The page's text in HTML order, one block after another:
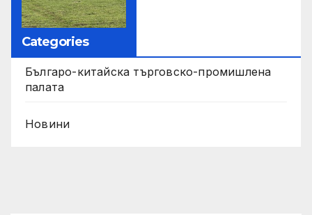
Categories
Българо-китайска търговско-промишлена
палата
Новини